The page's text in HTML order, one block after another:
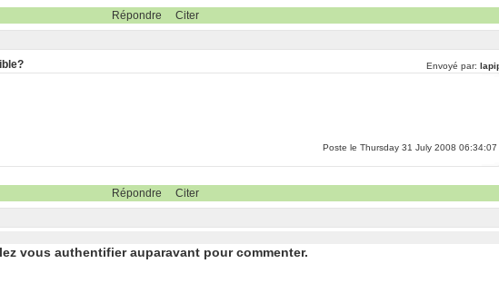
Répondre Citer
Envoyé par:
Poste le Thursday 31 July 2008 06:34:07
Répondre Citer
vous authentifier auparavant pour commenter.